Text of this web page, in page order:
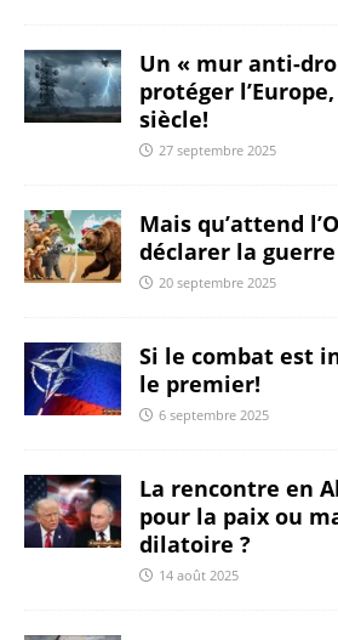
Un « mur anti-
protéger
siècle!
27 septembre 2025
Mais qu’attend
déclarer la guerre
20 septembre 2025
Si le combat est
le premier!
6 septembre 2025
La rencontre en
pour la paix ou
dilatoire ?
14 août 2025